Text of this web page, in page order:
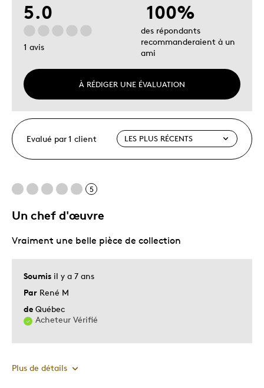
5.0
1 avis
À RÉDIGER UNE ÉVALUATION
100%
des répondants
recommanderaient à un
ami
Evalué par 1 client
5
Un chef d'œuvre
Soumis il y a 7 ans
Par René M
de Québec
Acheteur Vérifié
Vraiment une belle pièce de collection
Plus de détails